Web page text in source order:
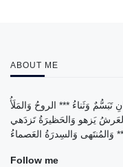
ABOUT ME
تَبَسُّمٌ وَثَناءُ *** الروحُ وَالمَلَأُ
يَزهو وَالحَظيرَةُ تَزدَهي
وَالمُنتَهى وَالسِدرَةُ العَصماءُ
Follow me